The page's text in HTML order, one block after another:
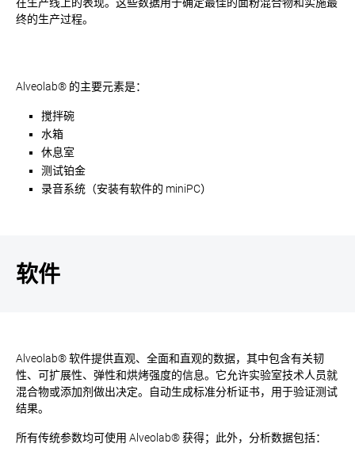
终的生产过程。
Alveolab® 的主要元素是：
搅拌碗
水箱
休息室
测试铂金
录音系统（安装有软件的 miniPC）
软件
Alveolab® 软件提供直观、全面和直观的数据，其中包含有关韧
性、可扩展性、弹性和烘烤强度的信息。它允许实验室技术人员就
混合物或添加剂做出决定。自动生成标准分析证书，用于验证测试
结果。
所有传统参数均可使用 Alveolab® 获得；此外，分析数据包括：